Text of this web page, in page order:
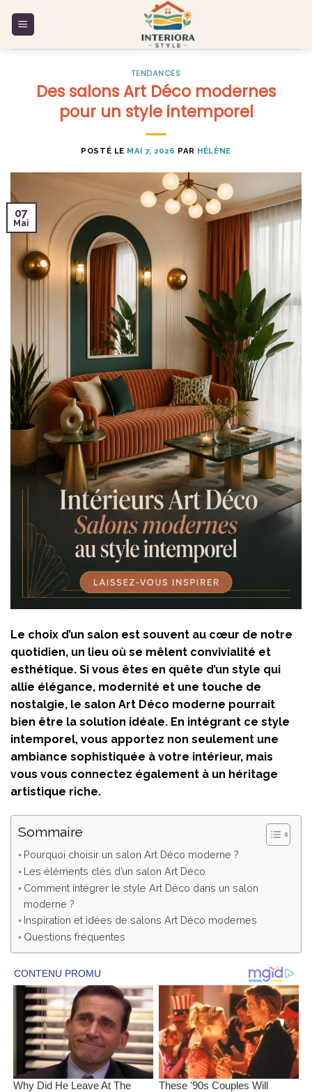
TENDANCES
Des salons Art Déco modernes
pour un style intemporel
POSTÉ LE MAI 7, 2026 PAR HÉLÈNE
07
Mai
Le choix d’un salon est souvent au cœur de notre
quotidien, un lieu où se mêlent convivialité et
esthétique. Si vous êtes en quête d’un style qui
allie élégance, modernité et une touche de
nostalgie, le salon Art Déco moderne pourrait
bien être la solution idéale. En intégrant ce style
intemporel, vous apportez non seulement une
ambiance sophistiquée à votre intérieur, mais
vous vous connectez également à un héritage
artistique riche.
Sommaire
Pourquoi choisir un salon Art Déco moderne ?
Les éléments clés d’un salon Art Déco
Comment intégrer le style Art Déco dans un salon
moderne ?
Inspiration et idées de salons Art Déco modernes
Questions fréquentes